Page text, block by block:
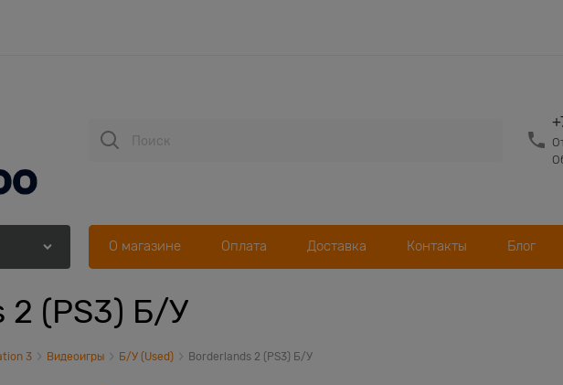
О магазине Оплата Доставка Контакты Блог
2 (PS3) Б/У
3 Видеоигры Б/У (Used) Borderlands 2 (PS3) Б/У